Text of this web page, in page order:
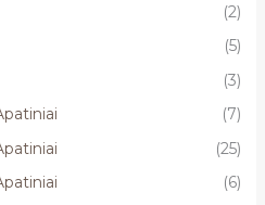
(2)
(5)
(3)
(7)
(25)
(6)